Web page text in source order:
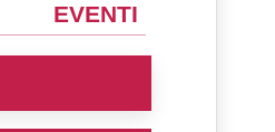
EVENTI